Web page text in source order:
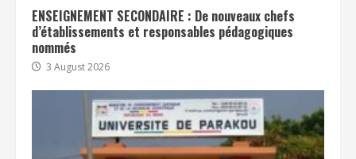
ENSEIGNEMENT SECONDAIRE : De nouveaux chefs
d’établissements et responsables pédagogiques
nommés
3 August 2026